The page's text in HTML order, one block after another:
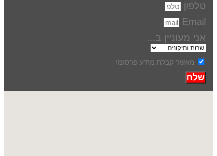
טלפון
Email
אני מעוניין ב...
מאשר קבלת מידע פרסומי
שלח